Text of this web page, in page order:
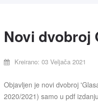
Kreirano: 03 Veljača 2021
Objavljen je novi dvobroj
2020/2021) samo u pdf